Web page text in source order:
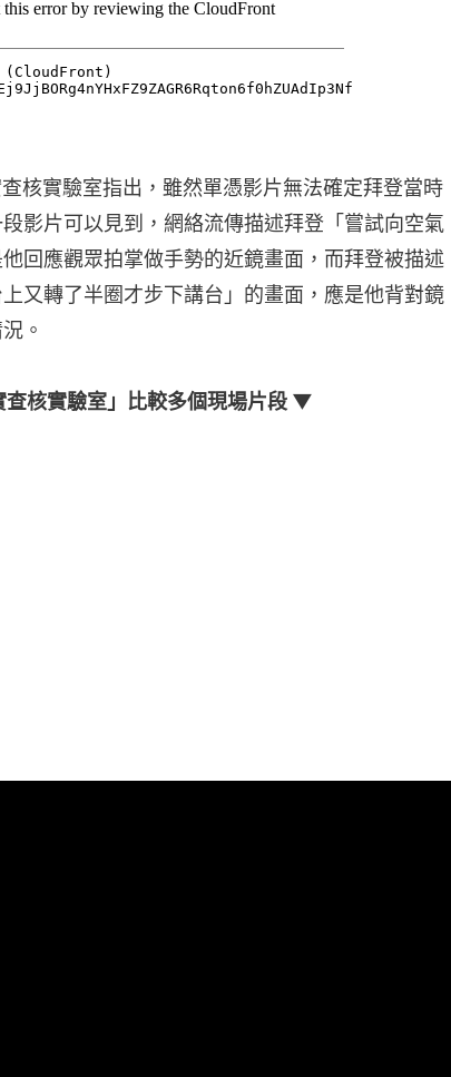
核實驗室指出，雖然單憑影片無法確定拜登當時
影片可以見到，網絡流傳描述拜登「嘗試向空氣
回應觀眾拍掌做手勢的近鏡畫面，而拜登被描述
又轉了半圈才步下講台」的畫面，應是他背對鏡
。
核實驗室」比較多個現場片段 ▼